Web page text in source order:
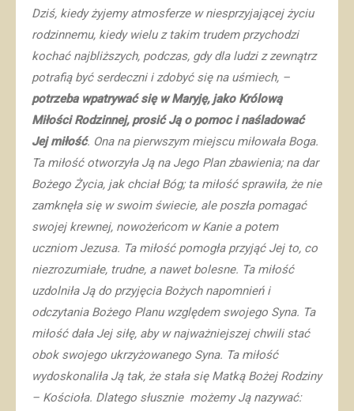
Dziś, kiedy żyjemy atmosferze w niesprzyjającej życiu
rodzinnemu, kiedy wielu z takim trudem przychodzi
kochać najbliższych, podczas, gdy dla ludzi z zewnątrz
potrafią być serdeczni i zdobyć się na uśmiech, –
potrzeba wpatrywać się w Maryję, jako Królową
Miłości Rodzinnej, prosić Ją o pomoc i naśladować
Jej miłość. Ona na pierwszym miejscu miłowała Boga.
Ta miłość otworzyła Ją na Jego Plan zbawienia; na dar
Bożego Życia, jak chciał Bóg; ta miłość sprawiła, że nie
zamknęła się w swoim świecie, ale poszła pomagać
swojej krewnej, nowożeńcom w Kanie a potem
uczniom Jezusa. Ta miłość pomogła przyjąć Jej to, co
niezrozumiałe, trudne, a nawet bolesne. Ta miłość
uzdolniła Ją do przyjęcia Bożych napomnień i
odczytania Bożego Planu względem swojego Syna. Ta
miłość dała Jej siłę, aby w najważniejszej chwili stać
obok swojego ukrzyżowanego Syna. Ta miłość
wydoskonaliła Ją tak, że stała się Matką Bożej Rodziny
– Kościoła. Dlatego słusznie możemy Ją nazywać: